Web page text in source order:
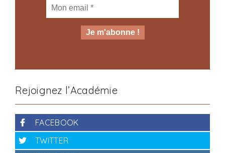
Rejoignez l’Académie
FACEBOOK
TWITTER